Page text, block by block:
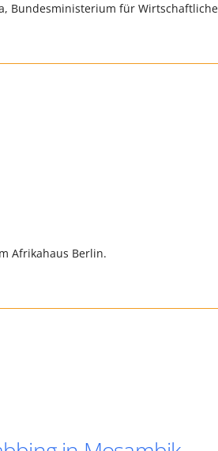
Bundesministerium für Wirtschaftliche
Afrikahaus Berlin.